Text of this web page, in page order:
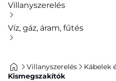
Villanyszerelés
Víz, gáz, áram, fűtés
Villanyszerelés
Kábelek
Kismegszakítók